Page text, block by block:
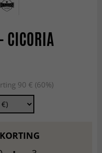
CICORIA
90 € (60%)